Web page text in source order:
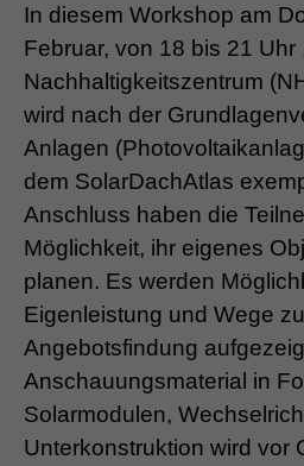
In diesem Workshop am
Februar, von 18 bis 21 Uhr
Nachhaltigkeitszentrum
wird nach der
Anlagen
dem SolarDachAtlas
Anschluss haben die
Möglichkeit, ihr eigenes
planen. Es werden
Eigenleistung und Wege
Angebotsfindung
Anschauungsmaterial in
Solarmodulen,
Unterkonstruktion wird vor